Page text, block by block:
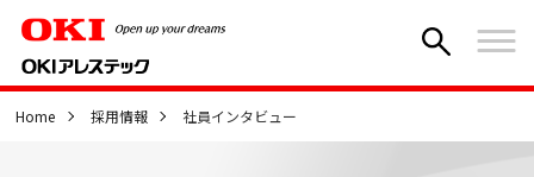
Home 採用情報 社員インタビュー